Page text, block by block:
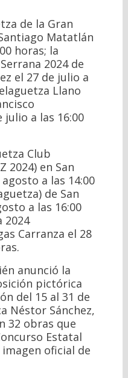
de la Gran
Matatlán
horas; la
2024 de
el 27 de julio a
Llano
julio a las 16:00
Club
2024) en San
a las 14:00
de San
a las 16:00
2024
Carranza el 28
anunció la
pictórica
del 15 al 31 de
Néstor Sánchez,
32 obras que
Estatal
oficial de